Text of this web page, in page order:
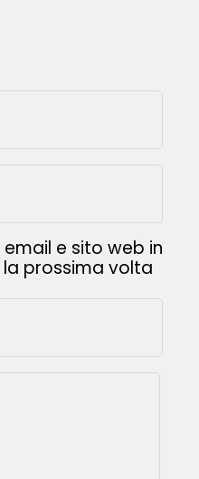
e sito web in
prossima volta